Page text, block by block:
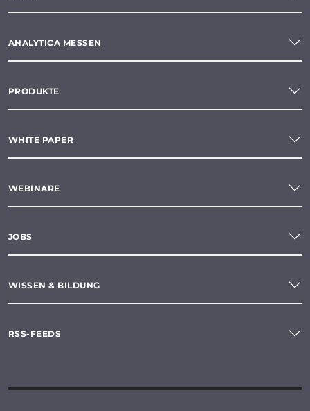
ANALYTICA MESSEN
PRODUKTE
WHITE PAPER
WEBINARE
JOBS
WISSEN & BILDUNG
RSS-FEEDS